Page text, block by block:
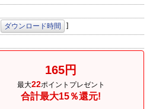
ダウンロード時間
]
165円
最大22ポイントプレゼント
合計最大15％還元!